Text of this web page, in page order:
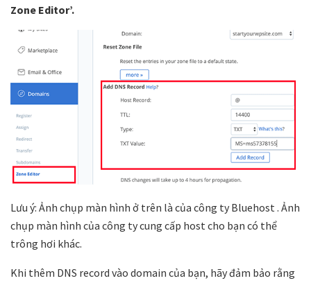
Zone Editor’.
Lưu ý: Ảnh chụp màn hình ở trên là của công ty Bluehost . Ảnh
chụp màn hình của công ty cung cấp host cho bạn có thể
trông hơi khác.
Khi thêm DNS record vào domain của bạn, hãy đảm bảo rằng